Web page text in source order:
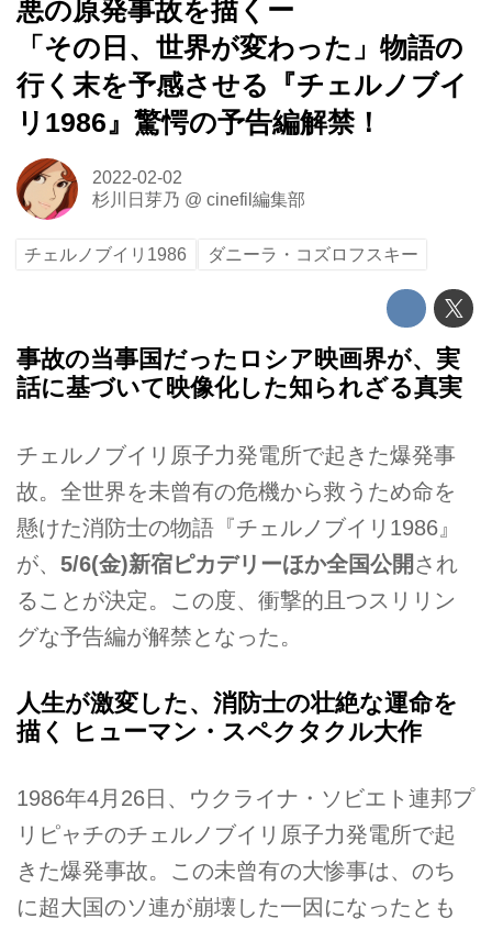
悪の原発事故を描くー
「その日、世界が変わった」物語の
行く末を予感させる『チェルノブイ
リ1986』驚愕の予告編解禁！
2022-02-02
杉川日芽乃 @ cinefil編集部
チェルノブイリ1986 ダニーラ・コズロフスキー
事故の当事国だったロシア映画界が、実
話に基づいて映像化した知られざる真実
チェルノブイリ原子力発電所で起きた爆発事
故。全世界を未曾有の危機から救うため命を
懸けた消防士の物語『チェルノブイリ1986』
が、 5/6(金)新宿ピカデリーほか全国公開 され
ることが決定。この度、衝撃的且つスリリン
グな予告編が解禁となった。
人生が激変した、消防士の壮絶な運命を
描く ヒューマン・スペクタクル大作
1986年4月26日、ウクライナ・ソビエト連邦プ
リピャチのチェルノブイリ原子力発電所で起
きた爆発事故。この未曾有の大惨事は、のち
に超大国のソ連が崩壊した一因になったとも